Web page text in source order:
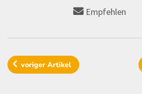
Empfehlen
vorigerArtikel